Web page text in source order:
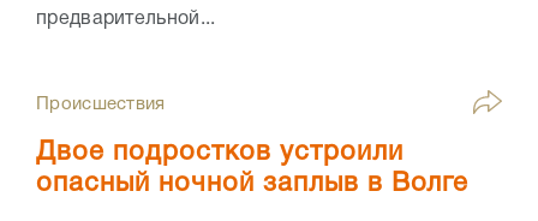
предварительной...
Происшествия
Двое подростков устроили
опасный ночной заплыв в Волге